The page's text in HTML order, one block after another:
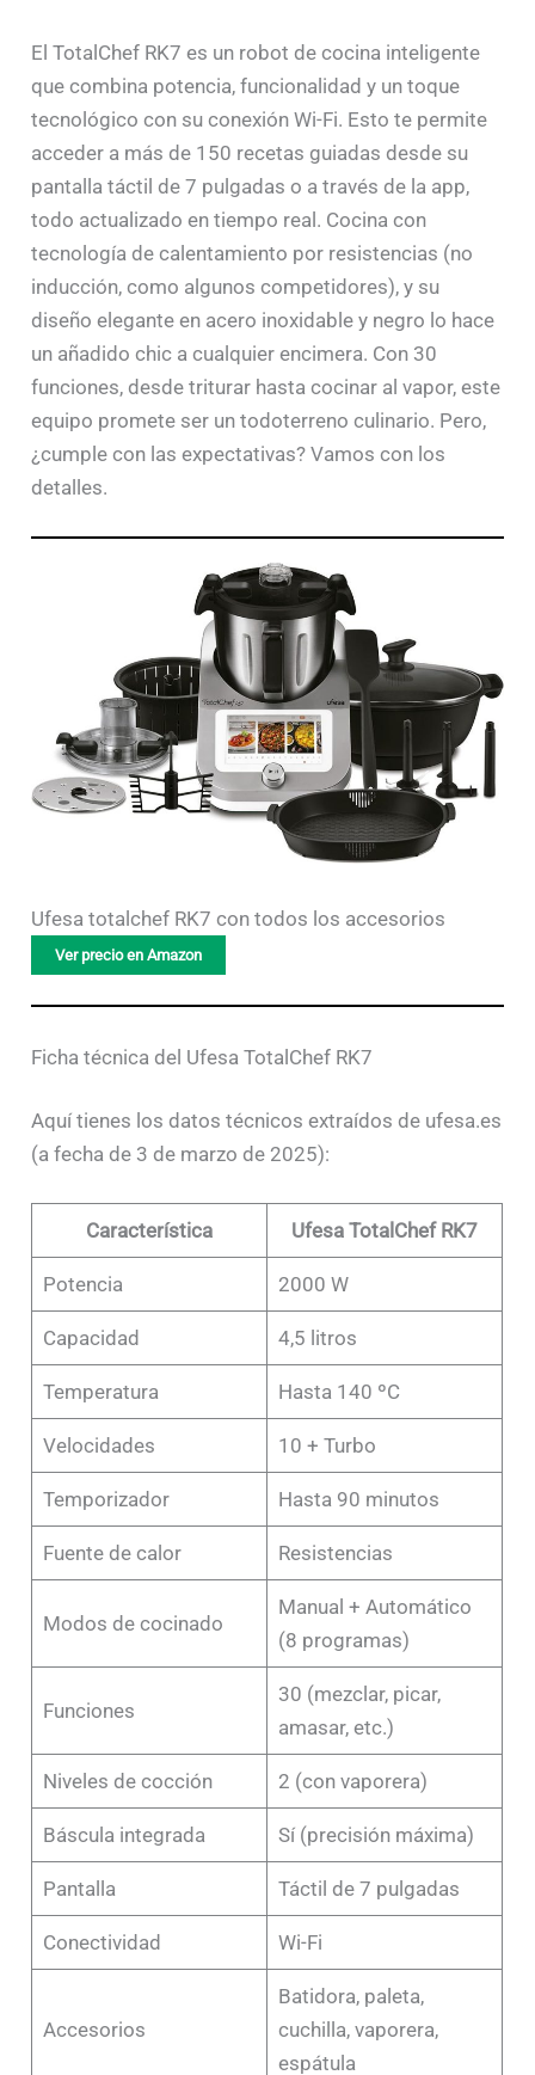
El TotalChef RK7 es un robot de cocina inteligente
que combina potencia, funcionalidad y un toque
tecnológico con su conexión Wi-Fi. Esto te permite
acceder a más de 150 recetas guiadas desde su
pantalla táctil de 7 pulgadas o a través de la app,
todo actualizado en tiempo real. Cocina con
tecnología de calentamiento por resistencias (no
inducción, como algunos competidores), y su
diseño elegante en acero inoxidable y negro lo hace
un añadido chic a cualquier encimera. Con 30
funciones, desde triturar hasta cocinar al vapor, este
equipo promete ser un todoterreno culinario. Pero,
¿cumple con las expectativas? Vamos con los
detalles.
Ufesa totalchef RK7 con todos los accesorios
Ver precio en Amazon
Ficha técnica del Ufesa TotalChef RK7
Aquí tienes los datos técnicos extraídos de ufesa.es
(a fecha de 3 de marzo de 2025):
Característica Ufesa TotalChef RK7
Potencia 2000 W
Capacidad 4,5 litros
Temperatura Hasta 140 ºC
Velocidades 10 + Turbo
Temporizador Hasta 90 minutos
Fuente de calor Resistencias
Modos de cocinado
Manual + Automático
(8 programas)
Funciones
30 (mezclar, picar,
amasar, etc.)
Niveles de cocción 2 (con vaporera)
Báscula integrada Sí (precisión máxima)
Pantalla Táctil de 7 pulgadas
Conectividad Wi-Fi
Accesorios
Batidora, paleta,
cuchilla, vaporera,
espátula